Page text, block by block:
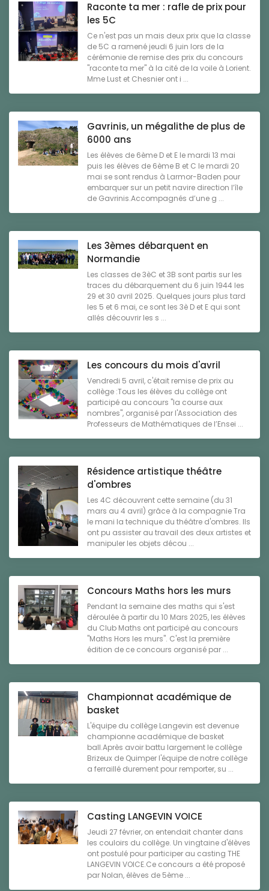
Raconte ta mer : rafle de prix pour
les 5C
Ce n'est pas un mais deux prix que la classe
de 5C a ramené jeudi 6 juin lors de la
cérémonie de remise des prix du concours
"raconte ta mer" à la cité de la voile à Lorient.
Mme Lust et Chesnier ont i ...
Gavrinis, un mégalithe de plus de
6000 ans
Les élèves de 6ème D et E le mardi 13 mai
puis les élèves de 6ème B et C le mardi 20
mai se sont rendus à Larmor-Baden pour
embarquer sur un petit navire direction l’île
de Gavrinis.Accompagnés d’une g ...
Les 3èmes débarquent en
Normandie
Les classes de 3èC et 3B sont partis sur les
traces du débarquement du 6 juin 1944 les
29 et 30 avril 2025. Quelques jours plus tard
les 5 et 6 mai, ce sont les 3è D et E qui sont
allés découvrir les s ...
Les concours du mois d'avril
Vendredi 5 avril, c'était remise de prix au
collège :Tous les élèves du collège ont
participé au concours "la course aux
nombres", organisé par l'Association des
Professeurs de Mathématiques de l’Ensei ...
Résidence artistique théâtre
d'ombres
Les 4C découvrent cette semaine (du 31
mars au 4 avril) grâce à la compagnie Tra
le mani la technique du théâtre d'ombres. Ils
ont pu assister au travail des deux artistes et
manipuler les objets décou ...
Concours Maths hors les murs
Pendant la semaine des maths qui s'est
déroulée à partir du 10 Mars 2025, les élèves
du Club Maths ont participé au concours
"Maths Hors les murs". C'est la première
édition de ce concours organisé par ...
Championnat académique de
basket
L'équipe du collège Langevin est devenue
championne académique de basket
ball.Après avoir battu largement le collège
Brizeux de Quimper l'équipe de notre collège
a ferraillé durement pour remporter, su ...
Casting LANGEVIN VOICE
Jeudi 27 février, on entendait chanter dans
les couloirs du collège. Un vingtaine d'élèves
ont postulé pour participer au casting THE
LANGEVIN VOICE.Ce concours a été proposé
par Nolan, élèves de 5ème ...